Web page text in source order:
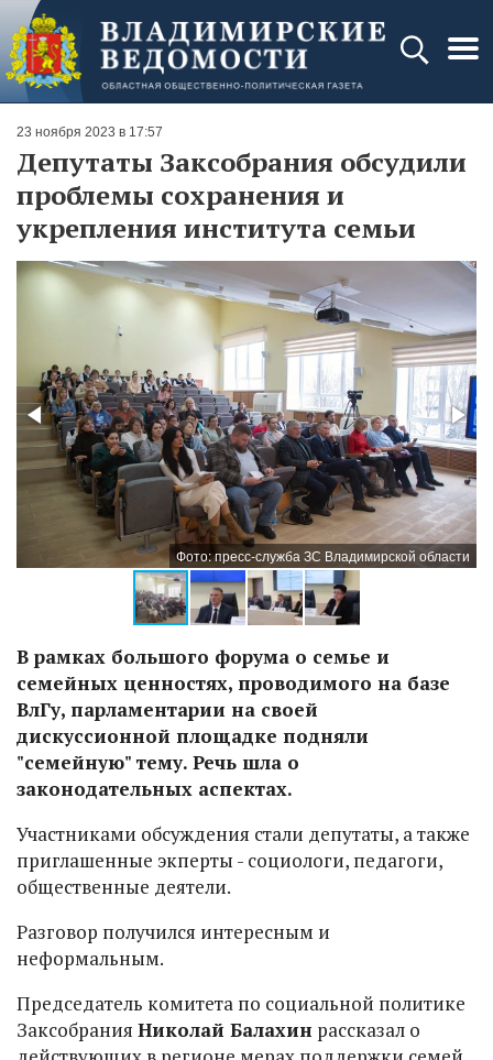
23 ноября 2023 в 17:57
Депутаты Заксобрания обсудили
проблемы сохранения и
укрепления института семьи
Фото: пресс-служба ЗС Владимирской области
В рамках большого форума о семье и
семейных ценностях, проводимого на базе
ВлГу, парламентарии на своей
дискуссионной площадке подняли
"семейную" тему. Речь шла о
законодательных аспектах.
Участниками обсуждения стали депутаты, а также
приглашенные экперты - социологи, педагоги,
общественные деятели.
Разговор получился интересным и
неформальным.
Председатель комитета по социальной политике
Заксобрания Николай Балахин рассказал о